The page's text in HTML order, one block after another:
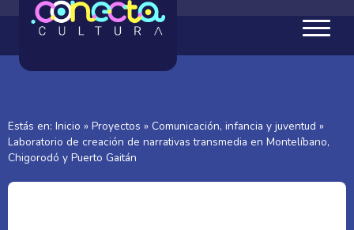
Estás en: Inicio » Proyectos » Comunicación, infancia y juventud »
Laboratorio de creación de narrativas transmedia en Montelíbano,
Chigorodó y Puerto Gaitán